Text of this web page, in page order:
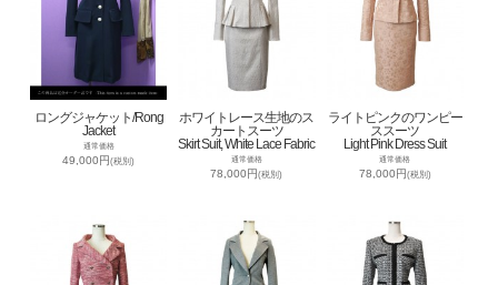
ロングジャケット/Rong
Jacket
通常価格
49,000円(税別)
ホワイトレース生地のス
カートスーツ
Skirt Suit, White Lace Fabric
通常価格
78,000円(税別)
ライトピンクのワンピー
ススーツ
Light Pink Dress Suit
通常価格
78,000円(税別)